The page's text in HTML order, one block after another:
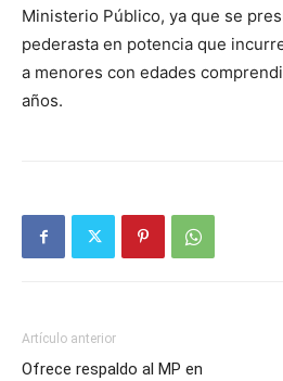
Ministerio Público, ya que se
pederasta en potencia que
a menores con edades
años.
Artículo anterior
Ofrece respaldo al MP en